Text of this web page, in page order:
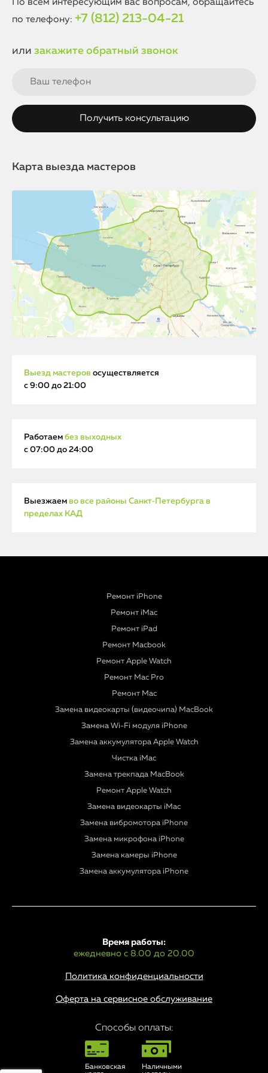
По всем интересующим вас вопросам, обращайтесь
по телефону: +7 (812) 213-04-21
или закажите обратный звонок
Карта выезда мастеров
Выезд мастеров осуществляется
с 9:00 до 21:00
Работаем без выходных
с 07:00 до 24:00
Выезжаем во все районы Санкт‑Петербурга в
пределах КАД
Ремонт iPhone
Ремонт iMac
Ремонт iPad
Ремонт Macbook
Ремонт Apple Watch
Ремонт Mac Pro
Ремонт Mac
Замена видеокарты (видеочипа) MacBook
Замена Wi-Fi модуля iPhone
Замена аккумулятора Apple Watch
Чистка iMac
Замена трекпада MacBook
Ремонт Apple Watch
Замена видеокарты iMac
Замена вибромотора iPhone
Замена микрофона iPhone
Замена камеры iPhone
Замена аккумулятора iPhone
Политика конфиденциальности
Время работы:
ежедневно с 8.00 до 20.00
Оферта на сервисное обслуживание
Способы оплаты:
Банковская
Наличными